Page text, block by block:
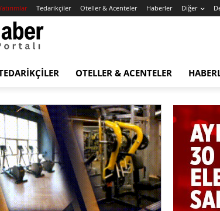
Tedarikçiler Oteller & Acenteler Haberler Diğer
OTELLER & ACENTELER